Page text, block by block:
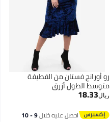
رو أورانج فستان من القطيفة
متوسط الطول أزرق
ريال18.33
احصل عليه خلال 9 - 10